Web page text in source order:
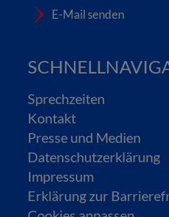
E-Mail senden
Sprechzeiten
Kontakt
Presse und Medien
Datenschutzerklärung
Impressum
Erklärung zur